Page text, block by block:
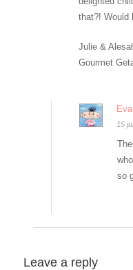
that?! Would
Julie &
Gourmet
Eva
15
so
Leave a reply